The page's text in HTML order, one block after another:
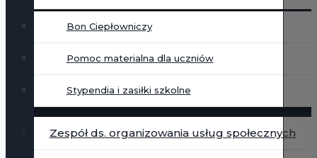
Bon Ciepłowniczy
Pomoc materialna dla uczniów
Stypendia i zasiłki szkolne
Zespół ds. organizowania usług społecznych